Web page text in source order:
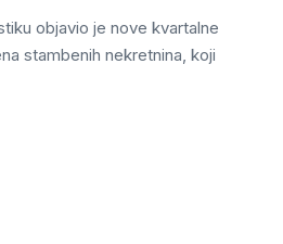
objavio je nove kvartalne
stambenih nekretnina, koji